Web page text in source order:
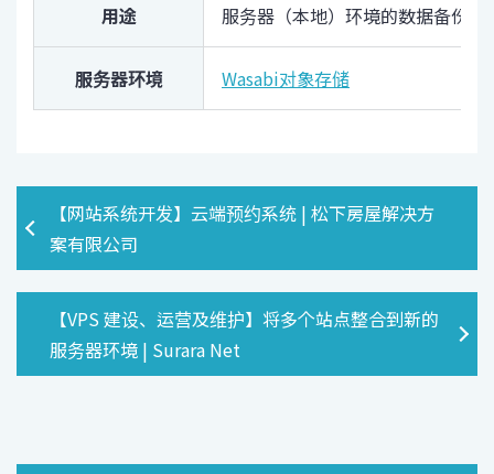
用途 服务器（本地）环境的数据备份
服务器环境 Wasabi对象存储
【网站系统开发】云端预约系统 | 松下房屋解决方
案有限公司
【VPS 建设、运营及维护】将多个站点整合到新的
服务器环境 | Surara Net